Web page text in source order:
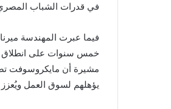
في قدرات الشباب
فيما عبرت المهندسة
مشيرة أن مايكروسوفت
يؤهلهم لسوق العمل